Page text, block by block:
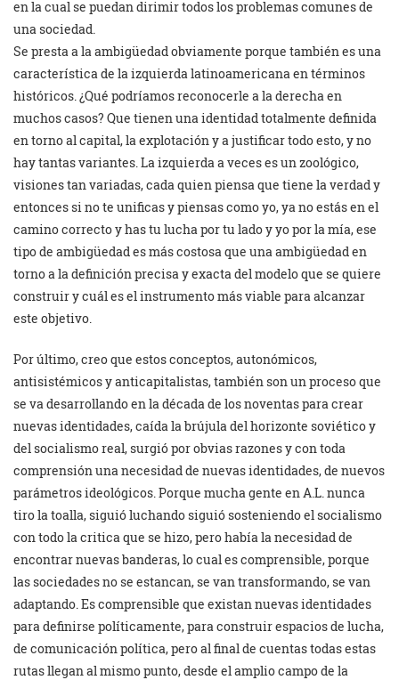
en la cual se puedan dirimir todos los problemas comunes de
una sociedad.
Se presta a la ambigüedad obviamente porque también es una
característica de la izquierda latinoamericana en términos
históricos. ¿Qué podríamos reconocerle a la derecha en
muchos casos? Que tienen una identidad totalmente definida
en torno al capital, la explotación y a justificar todo esto, y no
hay tantas variantes. La izquierda a veces es un zoológico,
visiones tan variadas, cada quien piensa que tiene la verdad y
entonces si no te unificas y piensas como yo, ya no estás en el
camino correcto y has tu lucha por tu lado y yo por la mía, ese
tipo de ambigüedad es más costosa que una ambigüedad en
torno a la definición precisa y exacta del modelo que se quiere
construir y cuál es el instrumento más viable para alcanzar
este objetivo.
Por último, creo que estos conceptos, autonómicos,
antisistémicos y anticapitalistas, también son un proceso que
se va desarrollando en la década de los noventas para crear
nuevas identidades, caída la brújula del horizonte soviético y
del socialismo real, surgió por obvias razones y con toda
comprensión una necesidad de nuevas identidades, de nuevos
parámetros ideológicos. Porque mucha gente en A.L. nunca
tiro la toalla, siguió luchando siguió sosteniendo el socialismo
con todo la critica que se hizo, pero había la necesidad de
encontrar nuevas banderas, lo cual es comprensible, porque
las sociedades no se estancan, se van transformando, se van
adaptando. Es comprensible que existan nuevas identidades
para definirse políticamente, para construir espacios de lucha,
de comunicación política, pero al final de cuentas todas estas
rutas llegan al mismo punto, desde el amplio campo de la